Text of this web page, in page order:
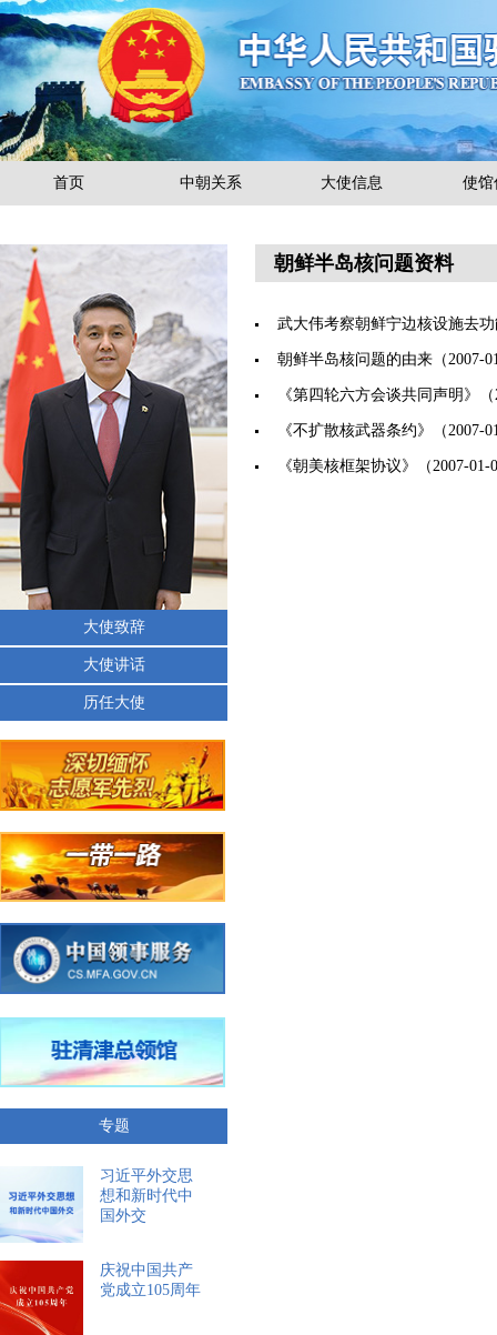
首页 中朝关系 大使信息 使馆
大使致辞
大使讲话
历任大使
专题
习近平外交思
想和新时代中
国外交
庆祝中国共产
党成立105周年
朝鲜半岛核问题资料
武大伟考察朝鲜宁边核设施去
朝鲜半岛核问题的由来 （2007-
《第四轮六方会谈共同声明》
《不扩散核武器条约》 （2007-
《朝美核框架协议》 （2007-01-